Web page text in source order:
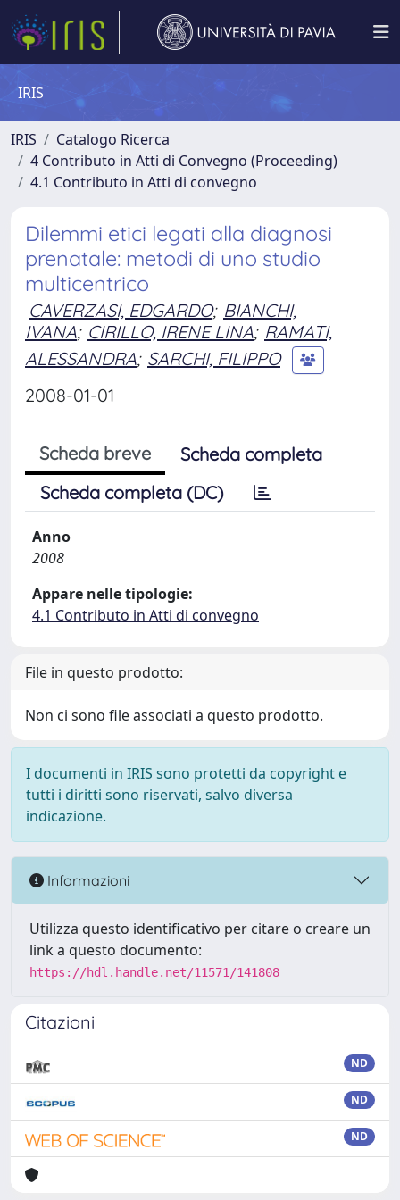
IRIS
IRIS
Catalogo Ricerca
4 Contributo in Atti di Convegno (Proceeding)
4.1 Contributo in Atti di convegno
Dilemmi etici legati alla diagnosi
prenatale: metodi di uno studio
multicentrico
CAVERZASI, EDGARDO; BIANCHI,
IVANA; CIRILLO, IRENE LINA; RAMATI,
ALESSANDRA; SARCHI, FILIPPO
2008-01-01
Scheda breve
Scheda completa
Scheda completa (DC)
Anno
2008
Appare nelle tipologie:
4.1 Contributo in Atti di convegno
File in questo prodotto:
Non ci sono file associati a questo prodotto.
I documenti in IRIS sono protetti da copyright e
tutti i diritti sono riservati, salvo diversa
indicazione.
Informazioni
Utilizza questo identificativo per citare o creare un
link a questo documento:
https://hdl.handle.net/11571/141808
Citazioni
ND
ND
ND